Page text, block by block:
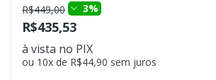
R$449,00 3%
R$435,53
à vista no PIX
ou 10x de R$44,90 sem juros